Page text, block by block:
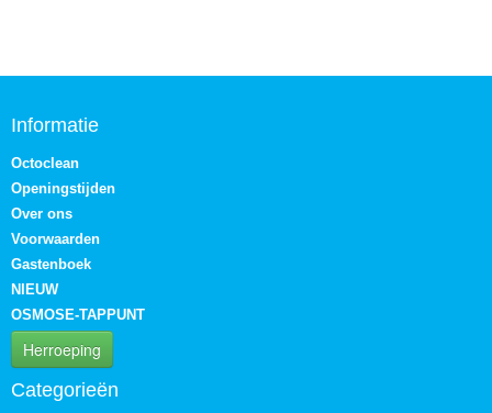
Informatie
Octoclean
Openingstijden
Over ons
Voorwaarden
Gastenboek
NIEUW
OSMOSE-TAPPUNT
Herroeping
Categorieën